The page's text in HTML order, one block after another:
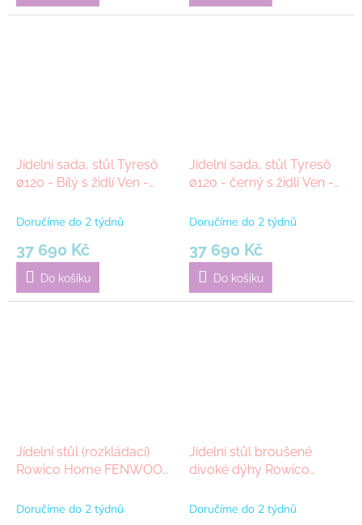
Jídelní sada, stůl Tyresö
ø120 - Bílý s židlí Ven -
Doručíme do 2 týdnů
37 690 Kč
Do košíku
Jídelní sada, stůl Tyresö
ø120 - černý s židlí Ven -
Doručíme do 2 týdnů
37 690 Kč
Do košíku
Jídelní stůl (rozkládací)
Rowico Home FENWOOD
Doručíme do 2 týdnů
Jídelní stůl broušené
divoké dýhy Rowico
180x90 cm | dub, přírodní
Doručíme do 2 týdnů